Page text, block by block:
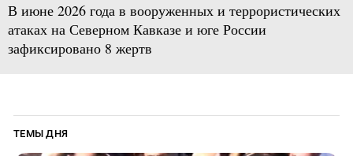
В июне 2026 года в вооруженных и террористических
атаках на Северном Кавказе и юге России
зафиксировано 8 жертв
ТЕМЫ ДНЯ